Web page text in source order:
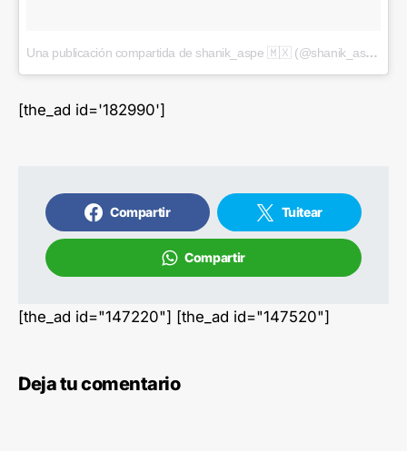
Una publicación compartida de shanik_aspe 🇲🇽 (@shanik_aspe)
[the_ad id='182990']
Compartir Tuitear
Compartir
[the_ad id="147220"] [the_ad id="147520"]
Deja tu comentario